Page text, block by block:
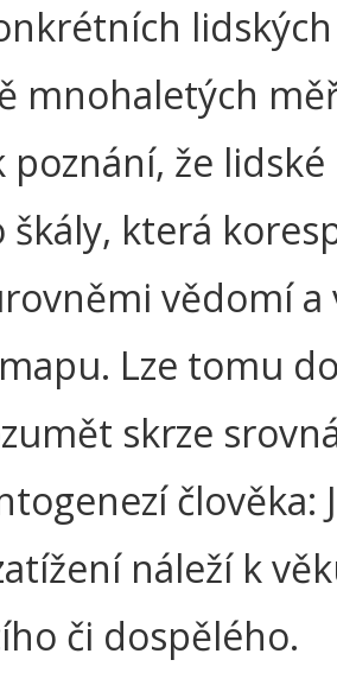
mnohaletých
poznání, že
škály, která
vědomí a
Lze tomu
skrze
člověka:
náleží k
či dospělého.